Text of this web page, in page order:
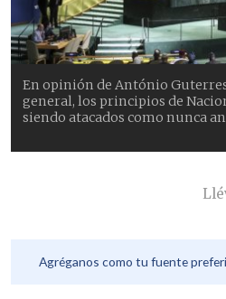
En opinión de António
general, los principios de
siendo atacados como nunca
Agréganos como tu fuente